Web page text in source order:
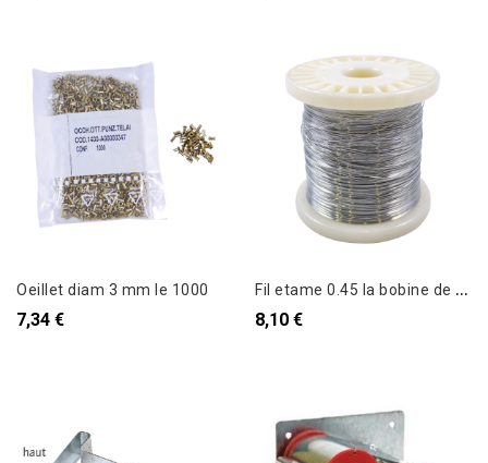
Oeillet diam 3 mm le 1000
7,34 €
F
il etame 0.45 la bobine de 1000 g
8,10 €